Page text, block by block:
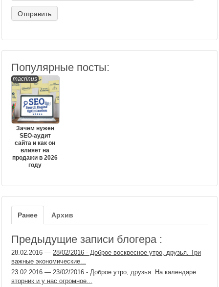
Популярные посты:
macrinus
Зачем нужен
SEO-аудит
сайта и как он
влияет на
продажи в 2026
году
Ранее Архив
Предыдущие записи блогера :
28.02.2016 — 28/02/2016 - Доброе воскресное утро, друзья. Три
важные экономические...
23.02.2016 — 23/02/2016 - Доброе утро, друзья. На календаре
вторник и у нас огромное...